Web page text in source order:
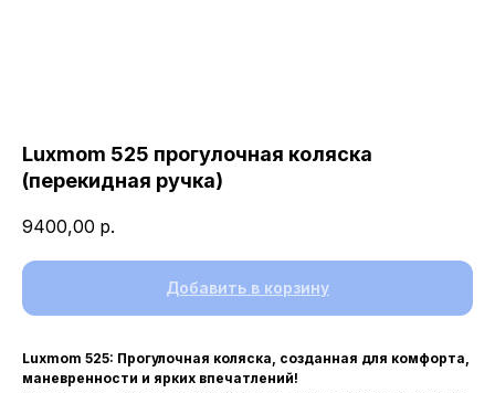
Luxmom 525 прогулочная коляска
(перекидная ручка)
9400,00 р.
Добавить в корзину
Luxmom 525: Прогулочная коляска, созданная для комфорта,
маневренности и ярких впечатлений!